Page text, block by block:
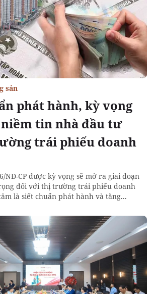
phát hành, kỳ vọng
tin nhà đầu tư
trái phiếu doanh
sản
NĐ-CP được kỳ vọng sẽ mở ra giai đoạn
đối với thị trường trái phiếu doanh
là siết chuẩn phát hành và tăng...